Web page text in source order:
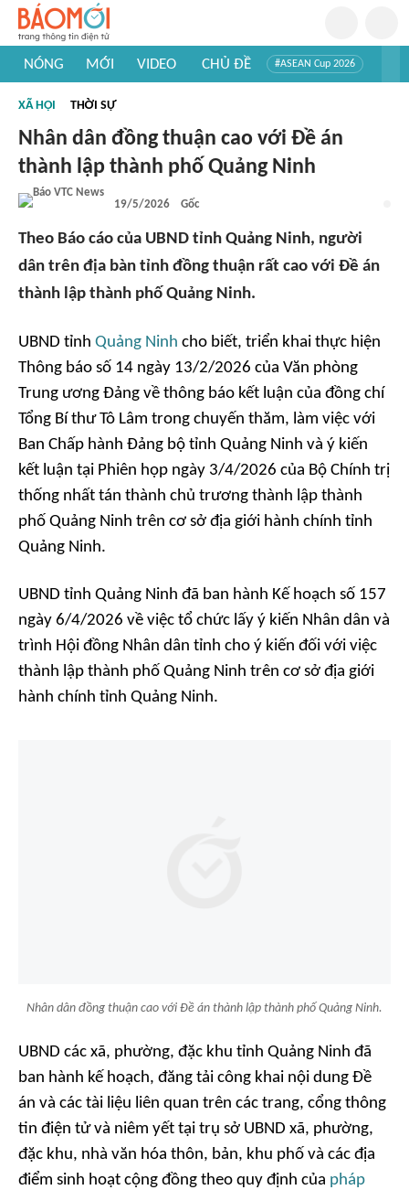
NÓNG MỚI VIDEO CHỦ ĐỀ #ASEAN Cup 2026
#Khám phá thế giới
XÃ HỘI THỜI SỰ
Nhân dân đồng thuận cao với Đề án
thành lập thành phố Quảng Ninh
19/5/2026 Gốc
Theo Báo cáo của UBND tỉnh Quảng Ninh, người
dân trên địa bàn tỉnh đồng thuận rất cao với Đề án
thành lập thành phố Quảng Ninh.
UBND tỉnh Quảng Ninh cho biết, triển khai thực hiện
Thông báo số 14 ngày 13/2/2026 của Văn phòng
Trung ương Đảng về thông báo kết luận của đồng chí
Tổng Bí thư Tô Lâm trong chuyến thăm, làm việc với
Ban Chấp hành Đảng bộ tỉnh Quảng Ninh và ý kiến
kết luận tại Phiên họp ngày 3/4/2026 của Bộ Chính trị
thống nhất tán thành chủ trương thành lập thành
phố Quảng Ninh trên cơ sở địa giới hành chính tỉnh
Quảng Ninh.
UBND tỉnh Quảng Ninh đã ban hành Kế hoạch số 157
ngày 6/4/2026 về việc tổ chức lấy ý kiến Nhân dân và
trình Hội đồng Nhân dân tỉnh cho ý kiến đối với việc
thành lập thành phố Quảng Ninh trên cơ sở địa giới
hành chính tỉnh Quảng Ninh.
Nhân dân đồng thuận cao với Đề án thành lập thành phố Quảng Ninh.
UBND các xã, phường, đặc khu tỉnh Quảng Ninh đã
ban hành kế hoạch, đăng tải công khai nội dung Đề
án và các tài liệu liên quan trên các trang, cổng thông
tin điện tử và niêm yết tại trụ sở UBND xã, phường,
đặc khu, nhà văn hóa thôn, bản, khu phố và các địa
điểm sinh hoạt cộng đồng theo quy định của pháp